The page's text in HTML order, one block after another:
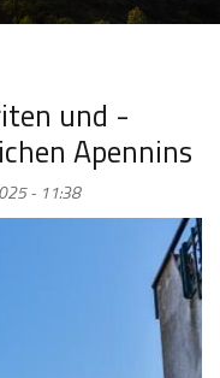
und -
Apennins
- 11:38